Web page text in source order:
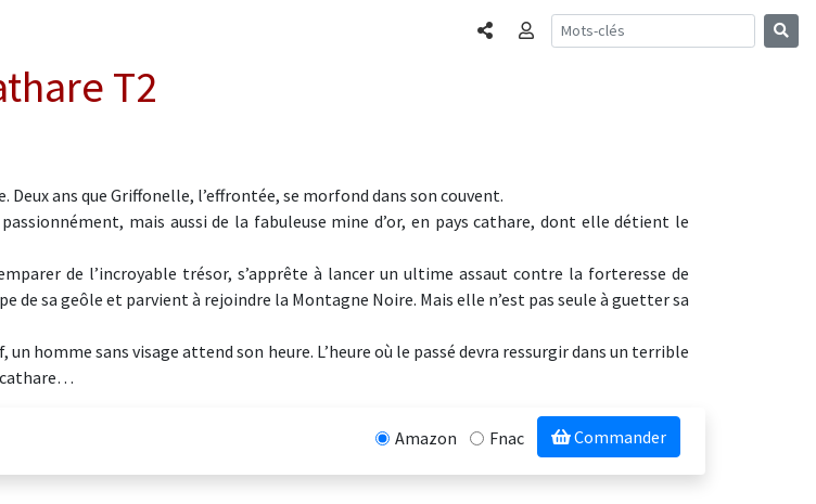
PartagerConnexion
T2
Deux ans que Griffonelle, l’effrontée, se morfond dans son couvent.
mais aussi de la fabuleuse mine d’or, en pays cathare, dont elle détient le
de l’incroyable trésor, s’apprête à lancer un ultime assaut contre la forteresse de
de sa geôle et parvient à rejoindre la Montagne Noire. Mais elle n’est pas seule à guetter sa
un homme sans visage attend son heure. L’heure où le passé devra ressurgir dans un terrible
cathare…
Amazon Fnac Commander